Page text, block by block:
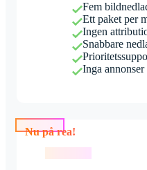
Fem
Ett paket per
Ingen
Snabbare
Inga annonser
Nu på rea!